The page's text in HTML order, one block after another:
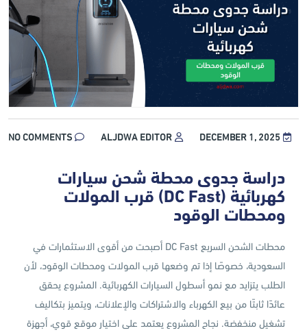
DECEMBER 1, 2025
ALJDWA EDITOR
NO COMMENTS
دراسة جدوى محطة شحن سيارات
كهربائية (DC Fast) قرب المولات
ومحطات الوقود
محطات الشحن السريع DC Fast أصبحت من أقوى الاستثمارات في
السعودية، خصوصًا إذا تم وضعها قرب المولات ومحطات الوقود، لأن
الطلب يتزايد مع نمو أسطول السيارات الكهربائية. المشروع يحقق
عائدًا ثابتًا من بيع الكهرباء والاشتراكات والإعلانات، ويتميز بتكاليف
تشغيل منخفضة. نجاح المشروع يعتمد على اختيار موقع قوي، أجهزة